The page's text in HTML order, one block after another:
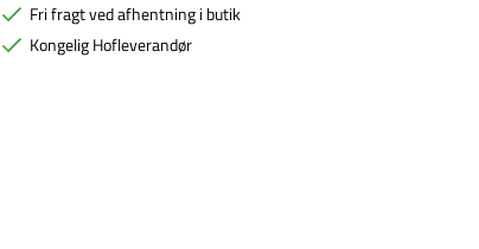
Fri fragt ved afhentning i butik
Kongelig Hofleverandør